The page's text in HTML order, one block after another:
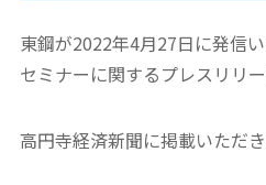
東鋼が2022年4月27日に発信
セミナーに関するプレスリリー
高円寺経済新聞に掲載いただき